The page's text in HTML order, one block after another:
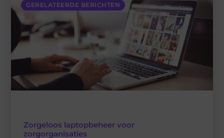
GERELATEERDE BERICHTEN
Zorgeloos laptopbeheer voor
zorgorganisaties